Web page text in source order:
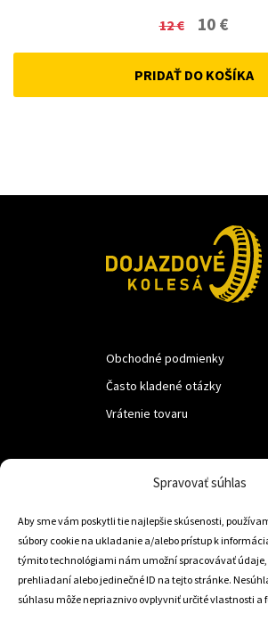
Spravovať súhlas
Aby sme vám poskytli tie najlepšie skúsenosti,
súbory cookie na ukladanie a/alebo prístup k
týmito technológiami nám umožní spracovávať údaje,
prehliadaní alebo jedinečné ID na tejto stránke.
súhlasu môže nepriaznivo ovplyvniť určité vlastnosti a
12€
Original
price
was:
10 €
price
is:
PRIDAŤ DO KOŠÍKA
Obchodné podmienky
Často kladené otázky
Vrátenie tovaru
Trstená 02801
+421 905 806 234